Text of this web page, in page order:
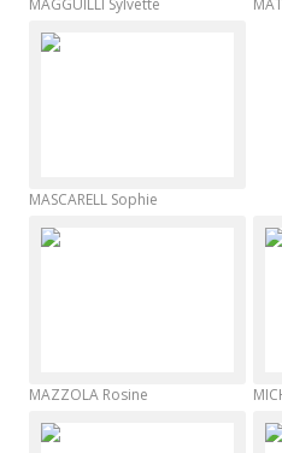
MAGGUILLI Sylvette
MASCARELL Sophie
MAZZOLA Rosine